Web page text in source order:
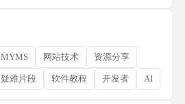
MYMS 网站技术 资源分享
疑难片段 软件教程 开发者 AI